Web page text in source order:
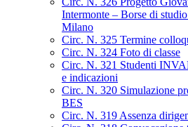
Intermonte – Borse di
Milano
Circ. N. 325 Termine
Circ. N. 324 Foto di classe
Circ. N. 321 Studenti
e indicazioni
Circ. N. 320 Simulazione
BES
Circ. N. 319 Assenza